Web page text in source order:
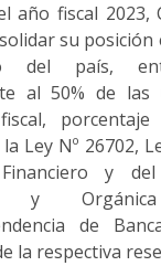
año fiscal 2023,
su posición
del país,
al 50% de las
Ley Nº 26702,
y
y
de
la respectiva